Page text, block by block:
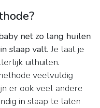
net zo lang huilen
slaap valt. Je laat je
uithuilen.
veelvuldig
er ook veel andere
in slaap te laten